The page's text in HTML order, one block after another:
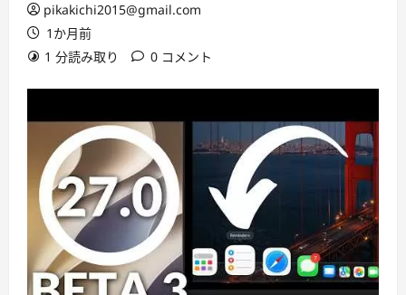
pikakichi2015@gmail.com
1か月前
1 分読み取り
0 コメント